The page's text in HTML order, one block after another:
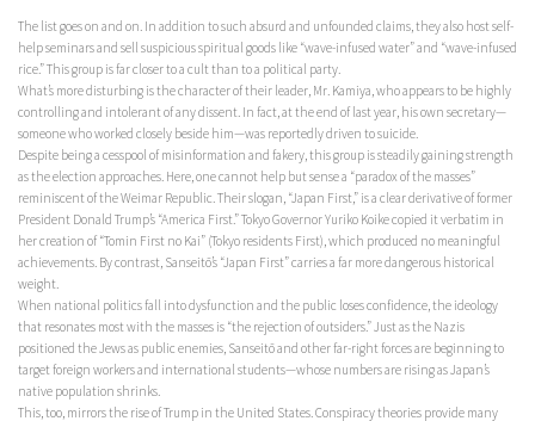
The list goes on and on. In addition to such absurd and unfounded claims, they also host self-
help seminars and sell suspicious spiritual goods like “wave-infused water” and “wave-infused
rice.” This group is far closer to a cult than to a political party.
What’s more disturbing is the character of their leader, Mr. Kamiya, who appears to be highly
controlling and intolerant of any dissent. In fact, at the end of last year, his own secretary—
someone who worked closely beside him—was reportedly driven to suicide.
Despite being a cesspool of misinformation and fakery, this group is steadily gaining strength
as the election approaches. Here, one cannot help but sense a “paradox of the masses”
reminiscent of the Weimar Republic. Their slogan, “Japan First,” is a clear derivative of former
President Donald Trump’s “America First.” Tokyo Governor Yuriko Koike copied it verbatim in
her creation of “Tomin First no Kai” (Tokyo residents First), which produced no meaningful
achievements. By contrast, Sanseitō’s “Japan First” carries a far more dangerous historical
weight.
When national politics fall into dysfunction and the public loses confidence, the ideology
that resonates most with the masses is “the rejection of outsiders.” Just as the Nazis
positioned the Jews as public enemies, Sanseitō and other far-right forces are beginning to
target foreign workers and international students—whose numbers are rising as Japan’s
native population shrinks.
This, too, mirrors the rise of Trump in the United States. Conspiracy theories provide many